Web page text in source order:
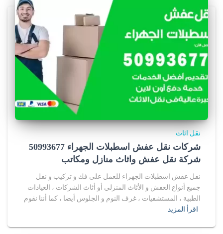
نقل اثاث
شركات نقل عفش اسطبلات الجهراء 50993677
شركة نقل عفش واثاث منازل ومكاتب
نقل عفش اسطبلات الجهراء للعمل على فك و تركيب و نقل
جميع أنواع العفش و الأثاث المنزلي أو أثاث الشركات ، العيادات
الطبية ، المستشفيات ، غرف النوم و الجلوس أيضا ، كما أننا نقوم
اقرأ المزيد